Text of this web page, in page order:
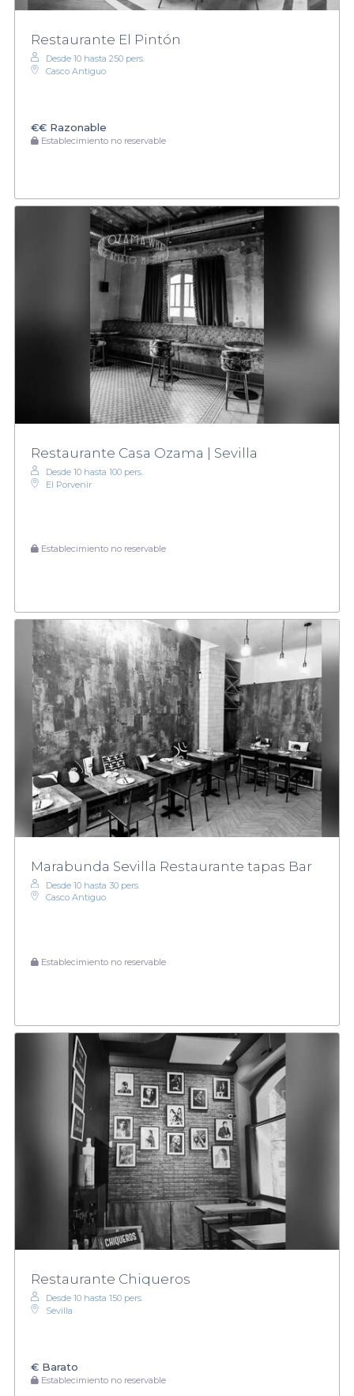
Restaurante El Pintón
Desde 10 hasta 250 pers.
Casco Antiguo
€€ Razonable
Establecimiento no reservable
Restaurante Casa Ozama | Sevilla
Desde 10 hasta 100 pers.
El Porvenir
Establecimiento no reservable
Marabunda Sevilla Restaurante tapas Bar
Desde 10 hasta 30 pers.
Casco Antiguo
Establecimiento no reservable
Restaurante Chiqueros
Desde 10 hasta 150 pers.
Sevilla
€ Barato
Establecimiento no reservable